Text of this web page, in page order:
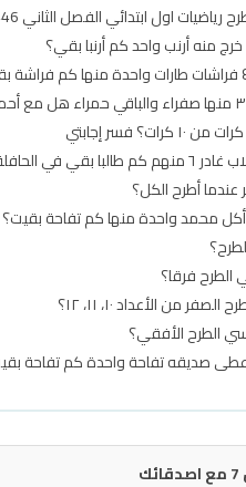
اول ابتدائي الفصل الثاني 1446 على موقع حقيبتي
أطرح الكل؟
الطرح فرقا؟
من الأعداد ١٠، ١١، ١٢؟
الطرح الأفقي؟